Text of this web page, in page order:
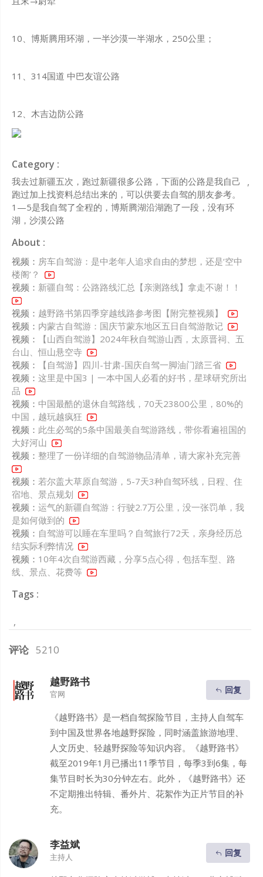
10、博斯腾用环湖，一半沙漠一半湖水，250公里；
11、314国道 中巴友谊公路
12、木吉边防公路
Category :
我去过新疆五次，跑过新疆很多公路，下面的公路是我自己
跑过加上找资料总结出来的，可以供要去自驾的朋友参考。
1—5是我自驾了全程的，博斯腾湖沿湖跑了一段，没有环
湖，沙漠公路
About :
视频： 房车自驾游：是中老年人追求自由的梦想，还是‘空中
楼阁’？
视频： 新疆自驾：公路路线汇总【亲测路线】拿走不谢！！
视频： 越野路书第四季穿越线路参考图【附完整视频】
视频： 内蒙古自驾游：国庆节蒙东地区五日自驾游散记
视频：
【山西自驾游】2024年秋自驾游山西，太原晋祠、五
台山、恒山悬空寺
视频：
【自驾游】四川-甘肃-国庆自驾一脚油门踏三省
视频： 这里是中国3 | 一本中国人必看的好书，星球研究所出
品
视频： 中国最酷的退休自驾路线，70天23800公里，80%的
中国，越玩越疯狂
视频： 此生必驾的5条中国最美自驾游路线，带你看遍祖国的
大好河山
视频： 整理了一份详细的自驾游物品清单，请大家补充完善
视频： 若尔盖大草原自驾游，5-7天3种自驾环线，日程、住
宿地、景点规划
视频： 运气的新疆自驾游：行驶2.7万公里，没一张罚单，我
是如何做到的
视频： 自驾游可以睡在车里吗？自驾旅行72天，亲身经历总
结实际利弊情况
视频： 10年4次自驾游西藏，分享5点心得，包括车型、路
线、景点、花费等
Tags :
评论 5210
越野路书
官网 回复
《越野路书》是一档自驾探险节目，主持人自驾车
到中国及世界各地越野探险，同时涵盖旅游地理、
人文历史、轻越野探险等知识内容。《越野路书》
截至2019年1月已播出11季节目，每季3到6集，每
集节目时长为30分钟左右。此外，《越野路书》还
不定期推出特辑、番外片、花絮作为正片节目的补
充。
李益斌
主持人 回复